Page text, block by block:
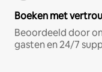
Boeken met
Beoordeeld door
gasten en 24/7